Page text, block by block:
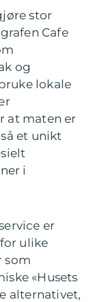
stor
Cafe
og
lokale
at maten er
et unikt
i
er
ulike
som
«Husets
alternativet,